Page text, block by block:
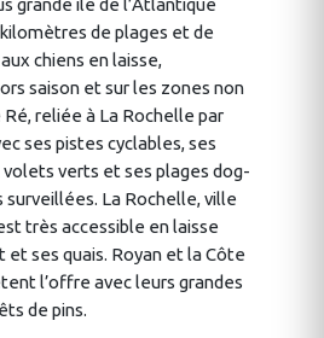
de plages et de
chiens en laisse,
saison et sur les zones non
Ré, reliée à La Rochelle par
ses pistes cyclables, ses
volets verts et ses plages dog-
surveillées. La Rochelle, ville
très accessible en laisse
et ses quais. Royan et la Côte
l’offre avec leurs grandes
de pins.